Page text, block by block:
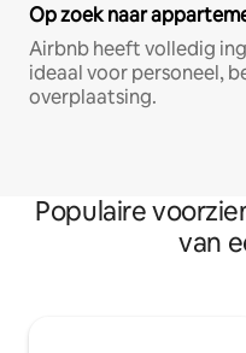
Op zoek naar
Airbnb heeft volledig
ideaal voor personeel,
overplaatsing.
Populaire
van